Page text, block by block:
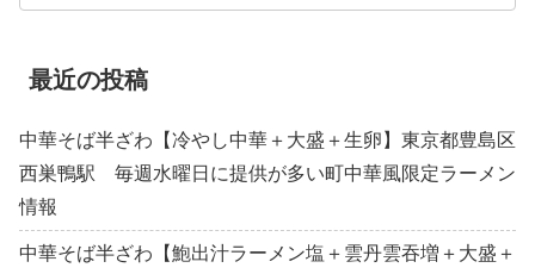
最近の投稿
中華そば半ざわ【冷やし中華＋大盛＋生卵】東京都豊島区
西巣鴨駅 毎週水曜日に提供が多い町中華風限定ラーメン
情報
中華そば半ざわ【鮑出汁ラーメン塩＋雲丹雲吞増＋大盛＋